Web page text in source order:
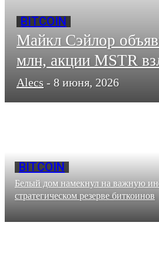
BITCOIN
Майкл Сэйлор
млн, акции MSTR
Alecs - 8 июня, 2026
BITCOIN
Белый дом намекнул на важную
стратегическом резерве биткоинов